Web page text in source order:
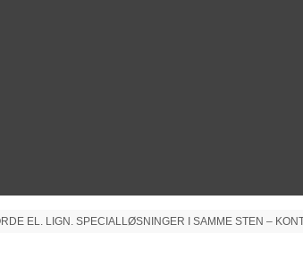
EL. LIGN. SPECIALLØSNINGER I SAMME STEN –